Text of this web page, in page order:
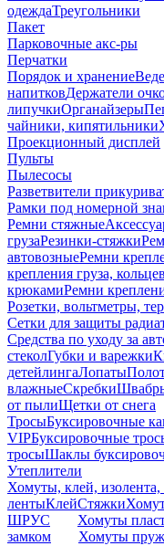
одеждаТреугольники
Пакет
Парковочные акс-ры
Перчатки
Порядок и хранение
напитковДержатели
липучкиОрганайзеры
чайники, кипятильники
Проекционный дисплей
Пульты
Пылесосы
Разветвители
Рамки под номерной
Ремни стяжные
грузаРезинки-стяжки
автовозныеРемни
крепления груза,
крюкамиРемни
Розетки, вольтметры,
Сетки для защиты
Средства по уходу за
стеколГубки и варежки
детейлингаЛопаты
влажныеСкребки
от пылиЩетки от снега
ТросыБуксировочные
VIPБуксировочные
тросыШаклы
Утеплители
Хомуты, клей, изолента,
лентыКлейСтяжки
ШРУС
Хомуты
замком
Хомуты